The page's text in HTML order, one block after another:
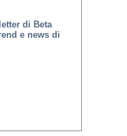
di Beta
e news di